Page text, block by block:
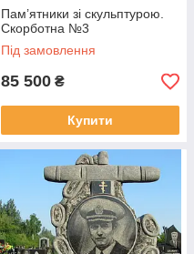
Пам’ятники зі скульптурою.
Скорботна №3
Під замовлення
85 500 ₴
Купити